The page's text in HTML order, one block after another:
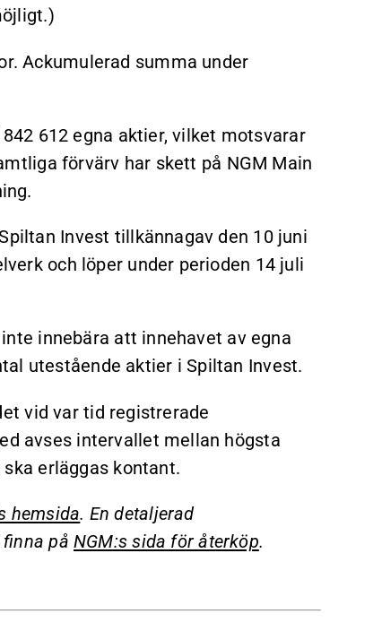
Ackumulerad summa under
612 egna aktier, vilket motsvarar
förvärv har skett på NGM Main
Invest tillkännagav den 10 juni
och löper under perioden 14 juli
innebära att innehavet av egna
utestående aktier i Spiltan Invest.
vid var tid registrerade
avses intervallet mellan högsta
erläggas kontant.
hemsida. En detaljerad
på NGM:s sida för återköp.